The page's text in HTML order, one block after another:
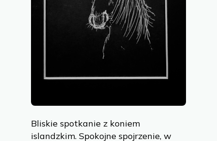
Bliskie spotkanie z koniem
islandzkim. Spokojne spojrzenie, w